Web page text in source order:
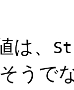
は、
うで